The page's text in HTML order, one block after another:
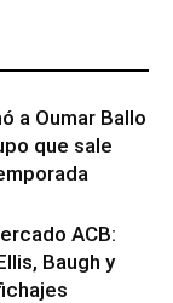
a Oumar Ballo
que sale
ACB:
Baugh y